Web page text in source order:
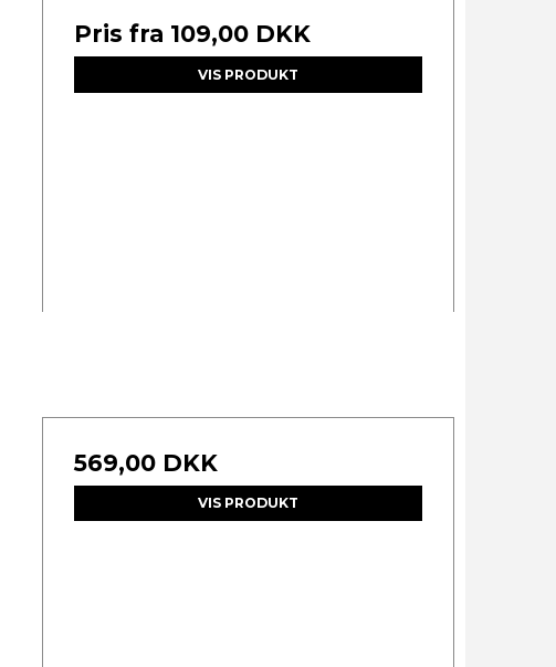
Pris fra 109,00 DKK
VIS PRODUKT
569,00 DKK
VIS PRODUKT